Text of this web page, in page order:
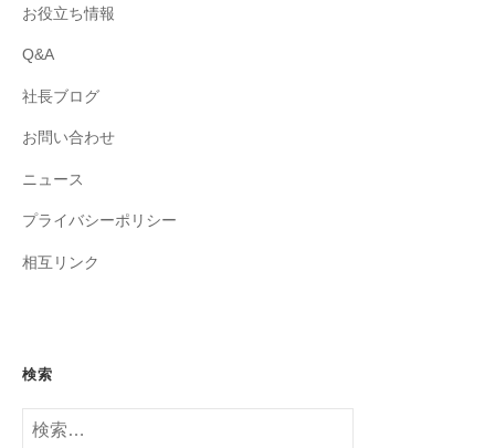
お役立ち情報
Q&A
社長ブログ
お問い合わせ
ニュース
プライバシーポリシー
相互リンク
検索
検